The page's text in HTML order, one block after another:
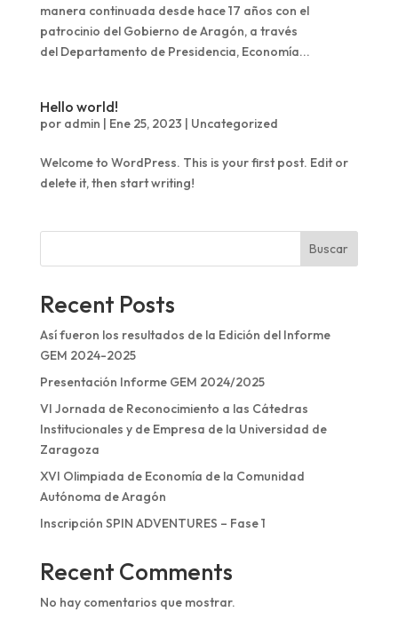
manera continuada desde hace 17 años con el
patrocinio del Gobierno de Aragón, a través
del Departamento de Presidencia, Economía...
Hello world!
por admin Ene 25, 2023 Uncategorized
Welcome to WordPress. This is your first post. Edit or
delete it, then start writing!
Buscar
Recent Posts
Así fueron los resultados de la Edición del Informe
GEM 2024-2025
Presentación Informe GEM 2024/2025
VI Jornada de Reconocimiento a las Cátedras
Institucionales y de Empresa de la Universidad de
Zaragoza
XVI Olimpiada de Economía de la Comunidad
Autónoma de Aragón
Inscripción SPIN ADVENTURES – Fase 1
Recent Comments
No hay comentarios que mostrar.